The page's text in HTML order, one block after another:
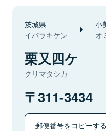
茨城県
イバラキケン
小
オ
栗又四ケ
クリマタシカ
311-3434
郵便番号をコピーする